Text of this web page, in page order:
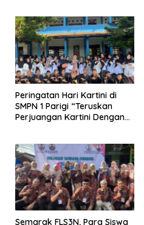
Peringatan Hari Kartini di
SMPN 1 Parigi “Teruskan
Perjuangan Kartini Dengan
Semarak FLS3N, Para Siswa